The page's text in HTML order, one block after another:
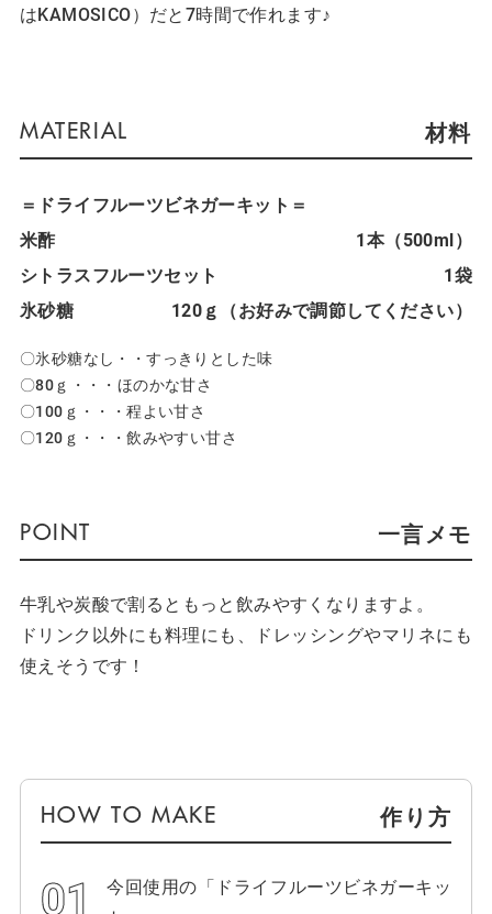
はKAMOSICO）だと7時間で作れます♪
材料
＝ドライフルーツビネガーキット＝
米酢
1本（500ml）
シトラスフルーツセット
1袋
氷砂糖
120ｇ（お好みで調節してください）
〇氷砂糖なし・・すっきりとした味
〇80ｇ・・・ほのかな甘さ
〇100ｇ・・・程よい甘さ
〇120ｇ・・・飲みやすい甘さ
一言メモ
牛乳や炭酸で割るともっと飲みやすくなりますよ。
ドリンク以外にも料理にも、ドレッシングやマリネにも
使えそうです！
作り方
今回使用の「ドライフルーツビネガーキッ